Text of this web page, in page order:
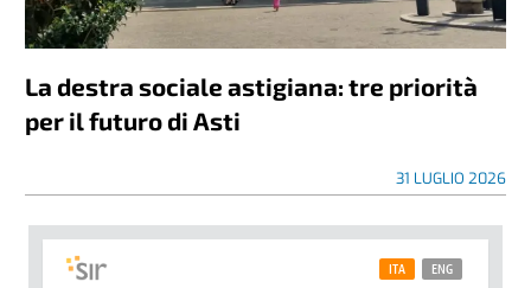
La destra sociale astigiana: tre priorità
per il futuro di Asti
31 LUGLIO 2026